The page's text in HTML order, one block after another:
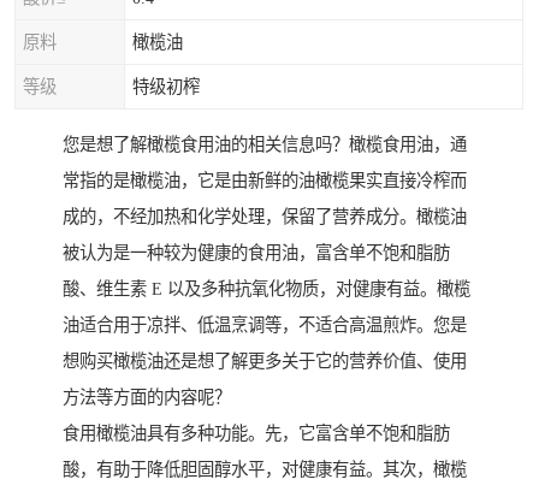
原料 橄榄油
等级 特级初榨
您是想了解橄榄食用油的相关信息吗？橄榄食用油，通
常指的是橄榄油，它是由新鲜的油橄榄果实直接冷榨而
成的，不经加热和化学处理，保留了营养成分。橄榄油
被认为是一种较为健康的食用油，富含单不饱和脂肪
酸、维生素 E 以及多种抗氧化物质，对健康有益。橄榄
油适合用于凉拌、低温烹调等，不适合高温煎炸。您是
想购买橄榄油还是想了解更多关于它的营养价值、使用
方法等方面的内容呢？
食用橄榄油具有多种功能。先，它富含单不饱和脂肪
酸，有助于降低胆固醇水平，对健康有益。其次，橄榄